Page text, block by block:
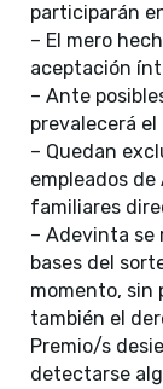
participarán
– El mero
aceptación
– Ante
prevalecerá
– Quedan
empleados
familiares
– Adevinta se
bases del
momento, sin
también el
Premio/s
detectarse